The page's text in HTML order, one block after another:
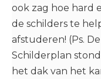
ook zag hoe hard
de schilders te
afstuderen! (Ps.
Schilderplan
het dak van het